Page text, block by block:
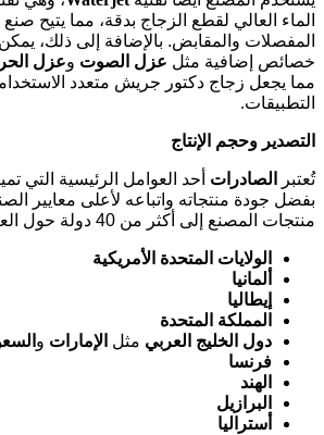
الماء العالي لقطع الزجاج بدقة، مما يتيح
المفصلات والمقابض. بالإضافة إلى ذلك،
خصائص إضافية مثل عزل الصوت وعزل
مما يجعل زجاج دكتور جريش متعدد
التطبيقات.
التصدير وحجم الإنتاج
تُعتبر الصادرات أحد العوامل الرئيسية التي
بفضل جودة منتجاته واتباعه لأعلى معايير
منتجات المصنع إلى أكثر من 40 دولة حول العالم، بما في ذلك
الولايات المتحدة الأمريكية
ألمانيا
إيطاليا
المملكة المتحدة
دول الخليج العربي مثل الإمارات و
فرنسا
الهند
البرازيل
أستراليا